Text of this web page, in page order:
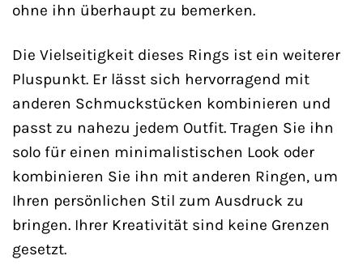
ohne ihn überhaupt zu bemerken.
Die Vielseitigkeit dieses Rings ist ein weiterer
Pluspunkt. Er lässt sich hervorragend mit
anderen Schmuckstücken kombinieren und
passt zu nahezu jedem Outfit. Tragen Sie ihn
solo für einen minimalistischen Look oder
kombinieren Sie ihn mit anderen Ringen, um
Ihren persönlichen Stil zum Ausdruck zu
bringen. Ihrer Kreativität sind keine Grenzen
gesetzt.